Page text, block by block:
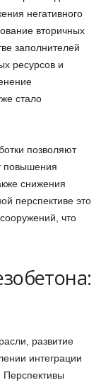
негативного
вторичных
заполнителей
ресурсов и
стало
позволяют
повышения
снижения
перспективе это
что
развитие
интеграции
Перспективы